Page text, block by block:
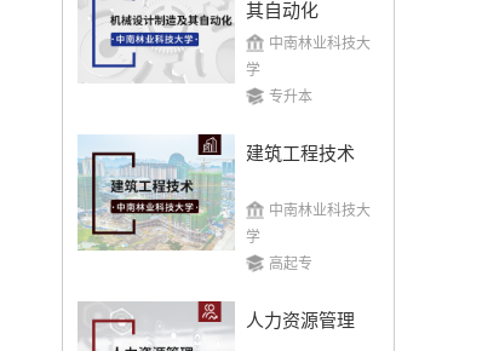
其自动化
中南林业科技大
学
专升本
建筑工程技术
中南林业科技大
学
高起专
人力资源管理